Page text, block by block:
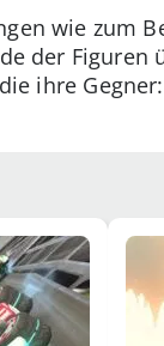
wie zum
der Figuren
ihre